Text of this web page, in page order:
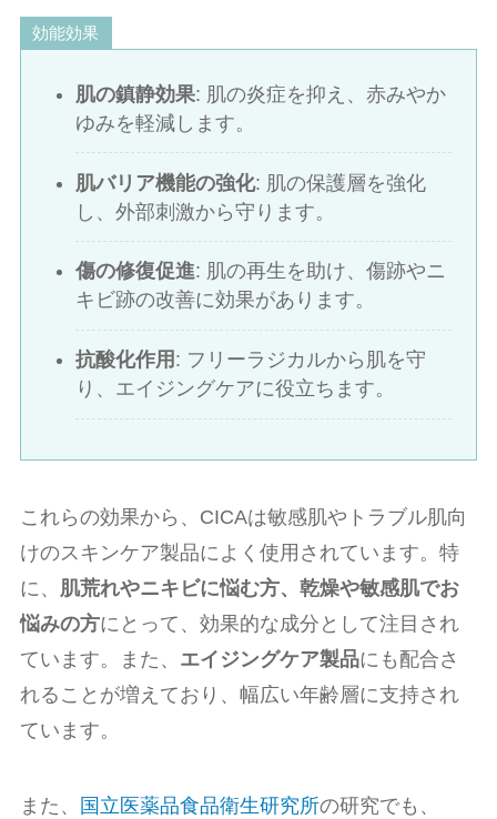
効能効果
肌の鎮静効果: 肌の炎症を抑え、赤みやか
ゆみを軽減します。
肌バリア機能の強化: 肌の保護層を強化
し、外部刺激から守ります。
傷の修復促進: 肌の再生を助け、傷跡やニ
キビ跡の改善に効果があります。
抗酸化作用 : フリーラジカルから肌を守
り、エイジングケアに役立ちます。
これらの効果から、CICAは敏感肌やトラブル肌向
けのスキンケア製品によく使用されています。特
に、 肌荒れやニキビに悩む方、乾燥や敏感肌でお
悩みの方にとって、効果的な成分として注目され
ています。また、 エイジングケア製品にも配合さ
れることが増えており、幅広い年齢層に支持され
ています。
また、 国立医薬品食品衛生研究所の研究でも、